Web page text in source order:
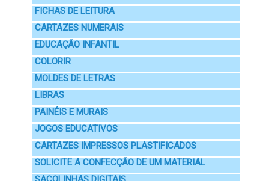
FICHAS DE LEITURA
CARTAZES NUMERAIS
EDUCAÇÃO INFANTIL
COLORIR
MOLDES DE LETRAS
LIBRAS
PAINÉIS E MURAIS
JOGOS EDUCATIVOS
CARTAZES IMPRESSOS PLASTIFICADOS
SOLICITE A CONFECÇÃO DE UM MATERIAL